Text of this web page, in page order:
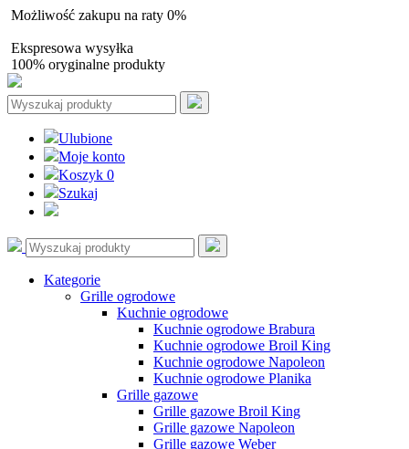
Możliwość zakupu na raty 0%
Ekspresowa wysyłka
100% oryginalne produkty
Ulubione
Moje konto
Koszyk 0
Szukaj
Kategorie
Grille ogrodowe
Kuchnie ogrodowe
Kuchnie ogrodowe Brabura
Kuchnie ogrodowe Broil King
Kuchnie ogrodowe Napoleon
Kuchnie ogrodowe Planika
Grille gazowe
Grille gazowe Broil King
Grille gazowe Napoleon
Grille gazowe Weber